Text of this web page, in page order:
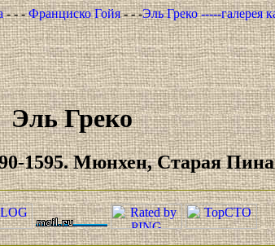
- - -Франциско Гойя- - -Эль Греко -----галерея
Эль Греко
1595. Мюнхен, Старая